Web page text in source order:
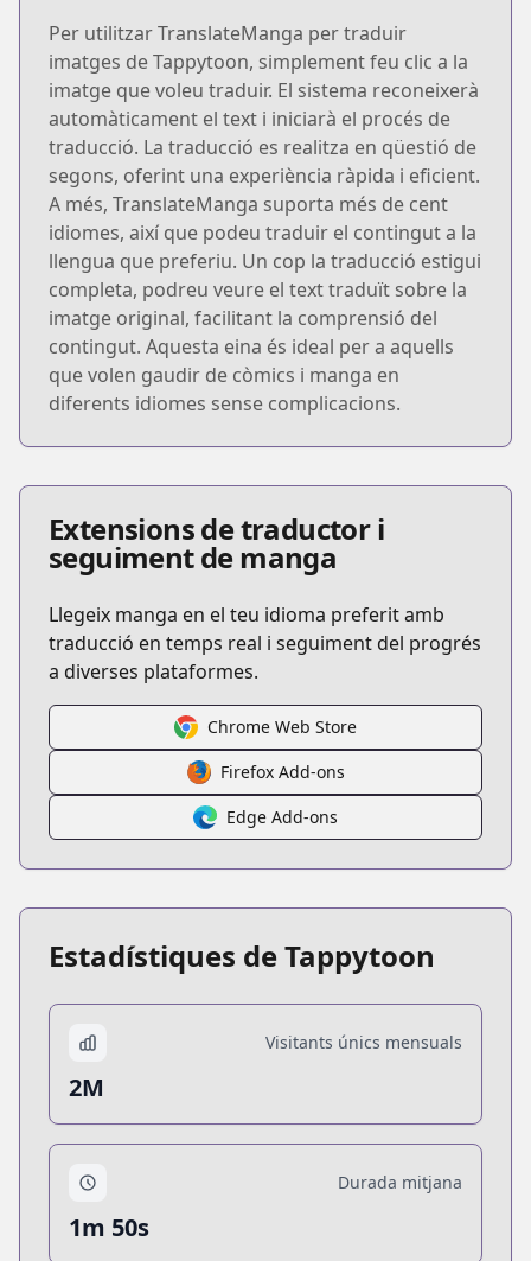
Per utilitzar TranslateManga per traduir
imatges de Tappytoon, simplement feu clic a la
imatge que voleu traduir. El sistema reconeixerà
automàticament el text i iniciarà el procés de
traducció. La traducció es realitza en qüestió de
segons, oferint una experiència ràpida i eficient.
A més, TranslateManga suporta més de cent
idiomes, així que podeu traduir el contingut a la
llengua que preferiu. Un cop la traducció estigui
completa, podreu veure el text traduït sobre la
imatge original, facilitant la comprensió del
contingut. Aquesta eina és ideal per a aquells
que volen gaudir de còmics i manga en
diferents idiomes sense complicacions.
Extensions de traductor i
seguiment de manga
Llegeix manga en el teu idioma preferit amb
traducció en temps real i seguiment del progrés
a diverses plataformes.
Chrome Web Store
Firefox Add-ons
Edge Add-ons
Estadístiques de Tappytoon
Visitants únics mensuals
2M
Durada mitjana
1m 50s